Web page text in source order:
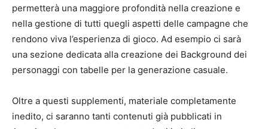
permetterà una maggiore profondità nella creazione e
nella gestione di tutti quegli aspetti delle campagne che
rendono viva l’esperienza di gioco. Ad esempio ci sarà
una sezione dedicata alla creazione dei Background dei
personaggi con tabelle per la generazione casuale.
Oltre a questi supplementi, materiale completamente
inedito, ci saranno tanti contenuti già pubblicati in